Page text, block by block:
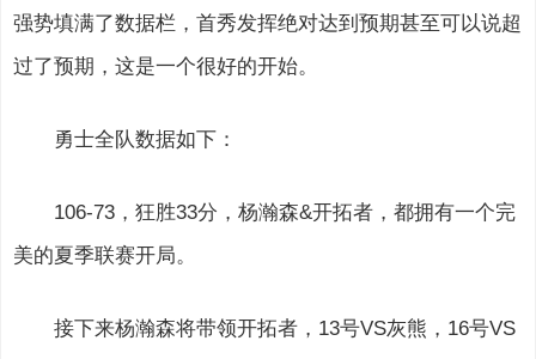
强势填满了数据栏，首秀发挥绝对达到预期甚至可以说超
过了预期，这是一个很好的开始。
勇士全队数据如下：
106-73，狂胜33分，杨瀚森&开拓者，都拥有一个完
美的夏季联赛开局。
接下来杨瀚森将带领开拓者，13号VS灰熊，16号VS